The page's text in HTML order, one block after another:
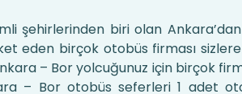
şehirlerinden biri olan
eden birçok otobüs firması
– Bor yolcuğunuz için birçok
– Bor otobüs seferleri 1 adet